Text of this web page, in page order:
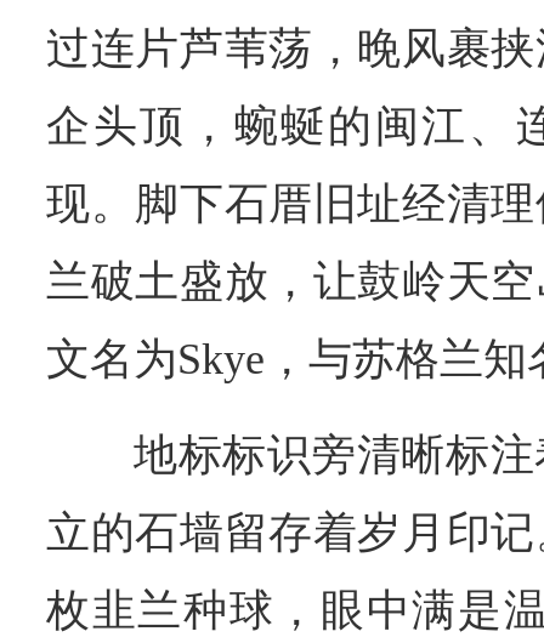
过连片芦苇荡，晚风裹
企头顶，蜿蜒的闽江、
现。脚下石厝旧址经清
兰破土盛放，让鼓岭天
文名为Skye，与苏格兰
地标标识旁清晰标
立的石墙留存着岁月印
枚韭兰种球，眼中满是